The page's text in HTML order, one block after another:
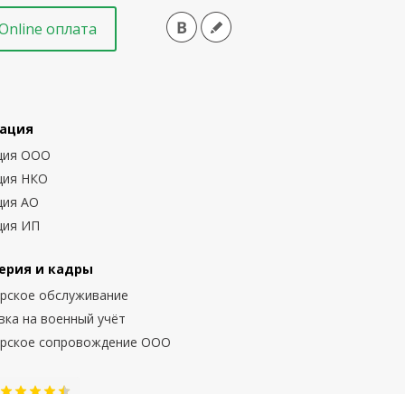
оплата
ООО
НКО
АО
ИП
и кадры
обслуживание
на военный учёт
сопровождение ООО